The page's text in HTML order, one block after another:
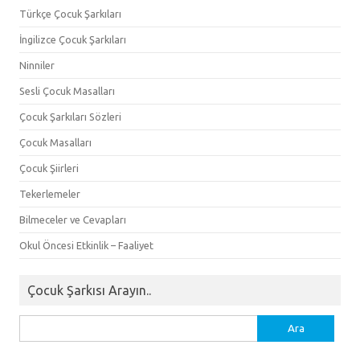
Türkçe Çocuk Şarkıları
İngilizce Çocuk Şarkıları
Ninniler
Sesli Çocuk Masalları
Çocuk Şarkıları Sözleri
Çocuk Masalları
Çocuk Şiirleri
Tekerlemeler
Bilmeceler ve Cevapları
Okul Öncesi Etkinlik – Faaliyet
Çocuk Şarkısı Arayın..